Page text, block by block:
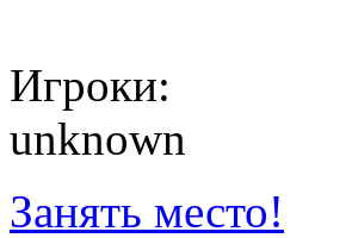
Игроки:
unknown
Занять место!